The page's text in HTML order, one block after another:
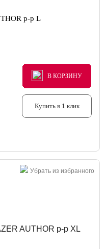
р-р L
В КОРЗИНУ
В КОРЗИНУ
В КОРЗИНУ
Купить в 1 клик
Убрать из избранного